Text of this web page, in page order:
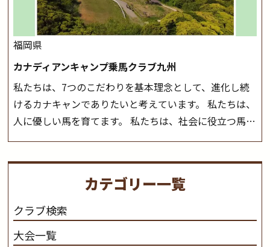
福岡県
カナディアンキャンプ乗馬クラブ九州
私たちは、7つのこだわりを基本理念として、進化し続
けるカナキャンでありたいと考えています。 私たちは、
人に優しい馬を育てます。 私たちは、社会に役立つ馬を
さと魅力を追求します。 私たちは、馬の品種と血統にこ
だわります。 私たちは、乗用馬の質の向上を目指し、生
産･育成･調教を一貫して行います。カナディアンキャ
ンプ乗馬クラブ九州のツアー情報はこちら
カテゴリー一覧
クラブ検索
大会一覧